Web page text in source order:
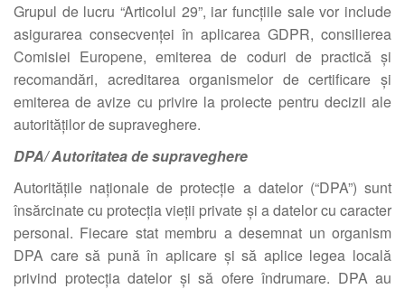
Grupul de lucru “Articolul 29”, iar funcțiile sale vor include
asigurarea consecvenței în aplicarea GDPR, consilierea
Comisiei Europene, emiterea de coduri de practică și
recomandări, acreditarea organismelor de certificare și
emiterea de avize cu privire la proiecte pentru decizii ale
autorităților de supraveghere.
DPA/ Autoritatea de supraveghere
Autoritățile naționale de protecție a datelor (“DPA”) sunt
însărcinate cu protecția vieții private și a datelor cu caracter
personal. Fiecare stat membru a desemnat un organism
DPA care să pună în aplicare și să aplice legea locală
privind protecția datelor și să ofere îndrumare. DPA au